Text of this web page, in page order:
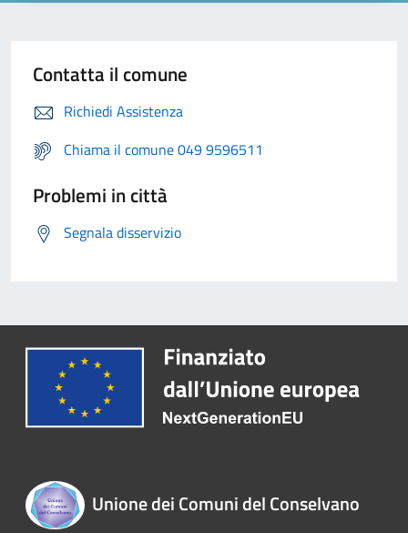
Contatta il comune
Richiedi Assistenza
Chiama il comune 049 9596511
Problemi in città
Segnala disservizio
Unione dei Comuni del Conselvano